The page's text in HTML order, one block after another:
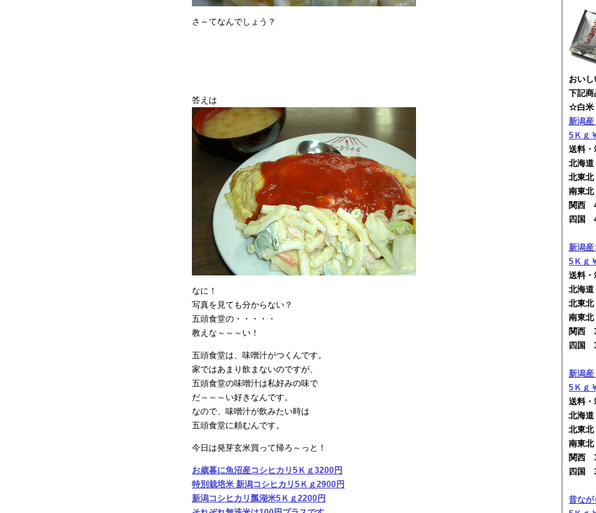
さ～てなんでしょう？
答えは
なに！
写真を見ても分からない？
五頭食堂の・・・・・
教えな～～～い！
五頭食堂は、味噌汁がつくんです。
家ではあまり飲まないのですが、
五頭食堂の味噌汁は私好みの味で
だ～～～い好きなんです。
なので、味噌汁が飲みたい時は
五頭食堂に頼むんです。
今日は発芽玄米買って帰ろ～っと！
お歳暮に魚沼産コシヒカリ5Ｋｇ3200円
特別栽培米 新潟コシヒカリ5Ｋｇ2900円
新潟コシヒカリ瓢湖米5Ｋｇ2200円
おい
下記商
☆白米
新潟産
5Ｋｇ
送料・
北海
北東
南東
関西
四国
新潟産
5Ｋｇ
送料・
北海
北東
南東
関西
四国
新潟産
5Ｋｇ
送料・
北海
北東
南東
関西
四国
昔なが